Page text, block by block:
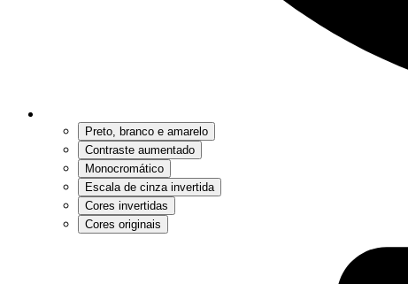
Preto, branco e amarelo
Contraste aumentado
Monocromático
Escala de cinza invertida
Cores invertidas
Cores originais